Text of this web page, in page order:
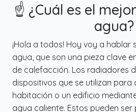
☝️ ¿Cuál es el
agua?
¡Hola a todos! Hoy voy a
agua, que son una pieza clave
de calefacción. Los radiadores
dispositivos que se utilizan para
habitación o un edificio
agua caliente. Estos pueden